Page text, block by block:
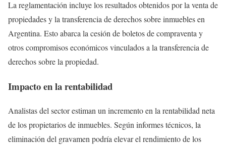
La reglamentación incluye los resultados obtenidos por la venta de
propiedades y la transferencia de derechos sobre inmuebles en
Argentina. Esto abarca la cesión de boletos de compraventa y
otros compromisos económicos vinculados a la transferencia de
derechos sobre la propiedad.
Impacto en la rentabilidad
Analistas del sector estiman un incremento en la rentabilidad neta
de los propietarios de inmuebles. Según informes técnicos, la
eliminación del gravamen podría elevar el rendimiento de los